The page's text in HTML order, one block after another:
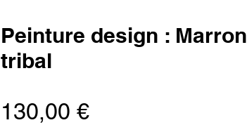
Peinture design : Marron
tribal
130,00 €Prix